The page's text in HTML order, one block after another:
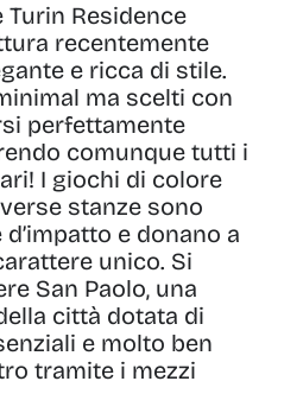
Turin Residence
recentemente
e ricca di stile.
ma scelti con
perfettamente
comunque tutti i
I giochi di colore
stanze sono
e donano a
unico. Si
San Paolo, una
città dotata di
e molto ben
tramite i mezzi